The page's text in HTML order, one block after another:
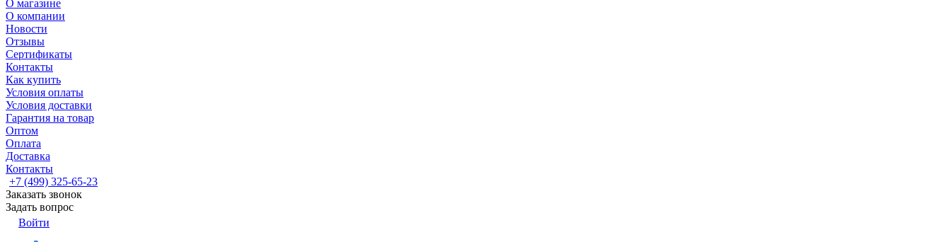
О магазине
О компании
Новости
Отзывы
Сертификаты
Контакты
Как купить
Условия оплаты
Условия доставки
Гарантия на товар
Оптом
Оплата
Доставка
Контакты
+7 (499) 325-65-23
Заказать звонок
Задать вопрос
Войти